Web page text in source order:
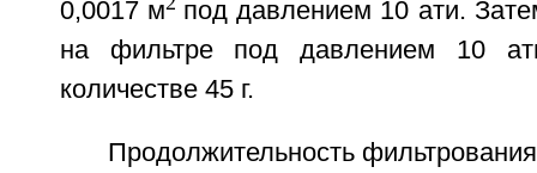
0,0017 м
под давлением 10 ати.
на фильтре под давлением 10
количестве 45 г.
Продолжительность